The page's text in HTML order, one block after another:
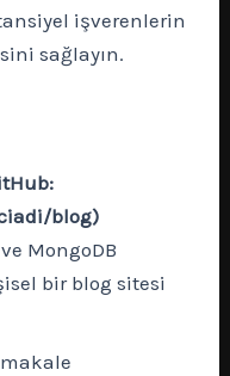
işverenlerin
sağlayın.
blog)
MongoDB
bir blog sitesi
makale